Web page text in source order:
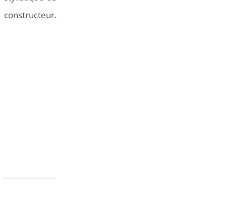
constructeur.